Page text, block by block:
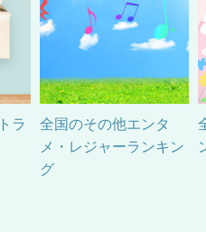
ラ
全国のその他エンタ
メ・レジャーランキン
グ
Next